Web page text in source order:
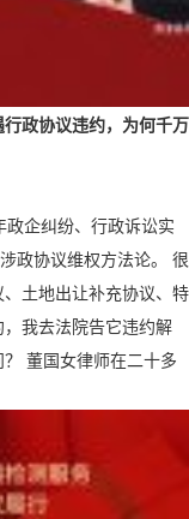
政协议违约，为何千万
企纠纷、行政诉讼实
政协议维权方法论。 很
土地出让补充协议、特
我去法院告它违约解
董国女律师在二十多